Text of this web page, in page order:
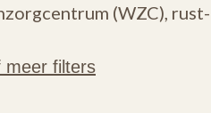
(WZC),
meer filters